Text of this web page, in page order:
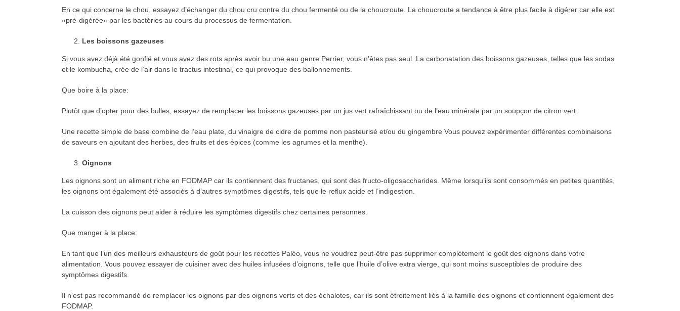
En ce qui concerne le chou, essayez d’échanger du chou cru contre du chou fermenté ou de la choucroute. La choucroute a tendance à être plus facile à digérer car elle est
«pré-digérée» par les bactéries au cours du processus de fermentation.
Les boissons gazeuses
Si vous avez déjà été gonflé et vous avez des rots après avoir bu une eau genre Perrier, vous n’êtes pas seul. La carbonatation des boissons gazeuses, telles que les sodas
et le kombucha, crée de l’air dans le tractus intestinal, ce qui provoque des ballonnements.
Que boire à la place:
Plutôt que d’opter pour des bulles, essayez de remplacer les boissons gazeuses par un jus vert rafraîchissant ou de l’eau minérale par un soupçon de citron vert.
Une recette simple de base combine de l’eau plate, du vinaigre de cidre de pomme non pasteurisé et/ou du gingembre Vous pouvez expérimenter différentes combinaisons
de saveurs en ajoutant des herbes, des fruits et des épices (comme les agrumes et la menthe).
Oignons
Les oignons sont un aliment riche en FODMAP car ils contiennent des fructanes, qui sont des fructo-oligosaccharides. Même lorsqu’ils sont consommés en petites quantités,
les oignons ont également été associés à d’autres symptômes digestifs, tels que le reflux acide et l’indigestion.
La cuisson des oignons peut aider à réduire les symptômes digestifs chez certaines personnes.
Que manger à la place:
En tant que l’un des meilleurs exhausteurs de goût pour les recettes Paléo, vous ne voudrez peut-être pas supprimer complètement le goût des oignons dans votre
alimentation. Vous pouvez essayer de cuisiner avec des huiles infusées d’oignons, telle que l’huile d’olive extra vierge, qui sont moins susceptibles de produire des
symptômes digestifs.
Il n’est pas recommandé de remplacer les oignons par des oignons verts et des échalotes, car ils sont étroitement liés à la famille des oignons et contiennent également des
FODMAP.